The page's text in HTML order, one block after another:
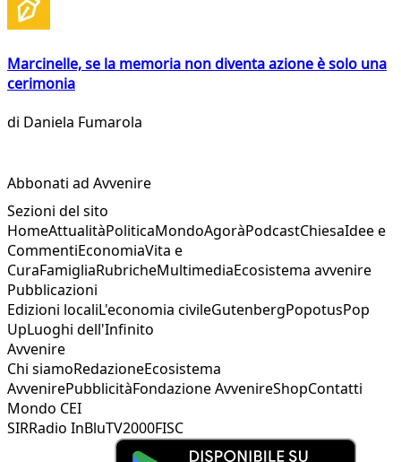
Marcinelle, se la memoria non diventa azione è solo una
cerimonia
di Daniela Fumarola
Abbonati ad Avvenire
Sezioni del sito
HomeAttualitàPoliticaMondoAgoràPodcastChiesaIdee e
CommentiEconomiaVita e
CuraFamigliaRubricheMultimediaEcosistema avvenire
Pubblicazioni
Edizioni localiL'economia civileGutenbergPopotusPop
UpLuoghi dell'Infinito
Avvenire
Chi siamoRedazioneEcosistema
AvvenirePubblicitàFondazione AvvenireShopContatti
Mondo CEI
SIRRadio InBluTV2000FISC